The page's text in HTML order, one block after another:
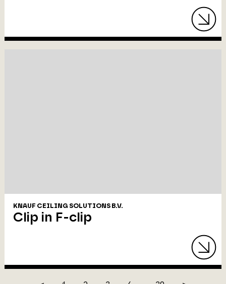
KNAUF CEILING SOLUTIONS B.V.
Clip in F-clip